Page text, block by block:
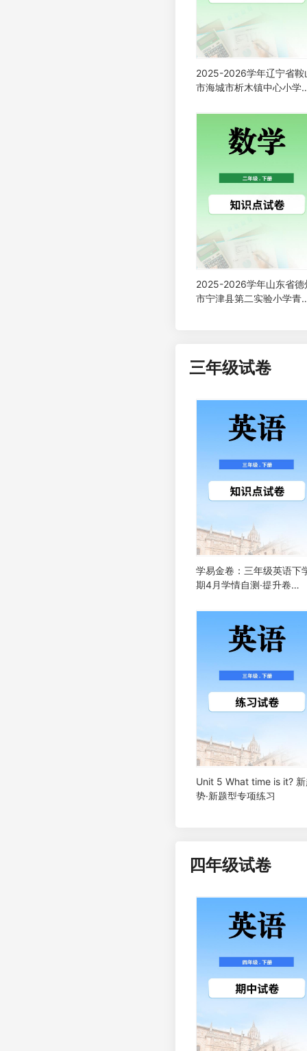
2025-2026学年辽宁省鞍
市海城市析木镇中心小学
数学试卷
2025-2026学年山东省德
市宁津县第二实验小学青
三年级试卷
学易金卷：三年级英语下
期4月学情自测·提升卷
三起·新教材）
Unit 5 What time is it?
势·新题型专项练习
四年级试卷